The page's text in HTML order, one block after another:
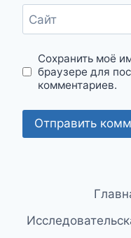
Сайт
Сохранить моё
браузере для
комментариев.